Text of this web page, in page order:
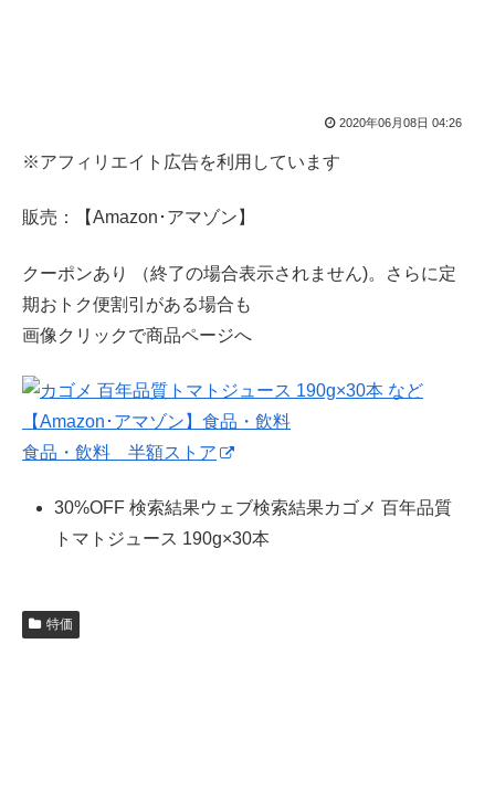
2020年06月08日 04:26
※アフィリエイト広告を利用しています
販売：【Amazon･アマゾン】
クーポンあり （終了の場合表示されません)。さらに定
期おトク便割引がある場合も
画像クリックで商品ページへ
食品・飲料 半額ストア
30%OFF 検索結果ウェブ検索結果カゴメ 百年品質
トマトジュース 190g×30本
特価